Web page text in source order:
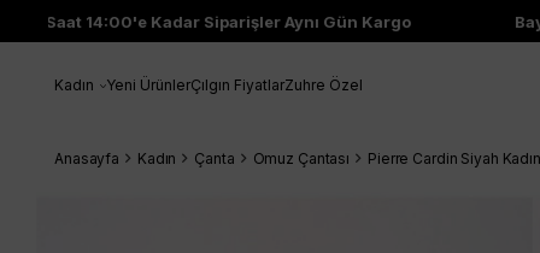
Saat 14:00'e Kadar Siparişler Aynı Gün Kargo Bayi
Kadın Yeni ÜrünlerÇılgın FiyatlarZuhre Özel
Anasayfa Kadın Çanta Omuz Çantası Pierre Cardin Siyah